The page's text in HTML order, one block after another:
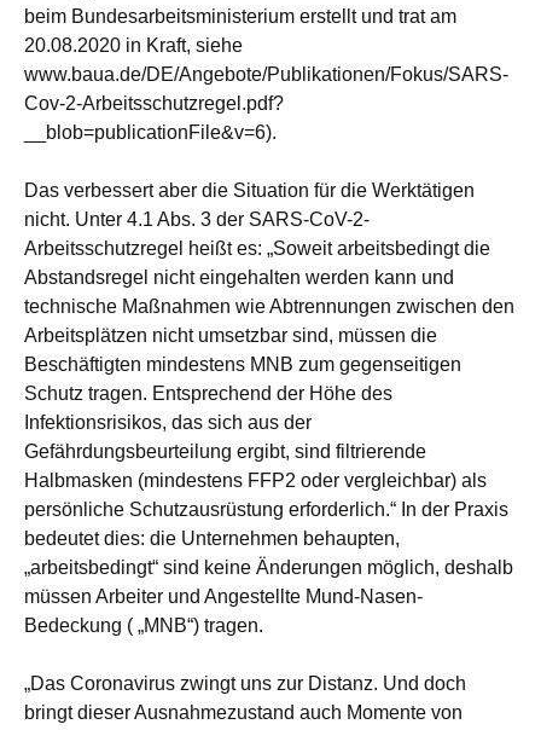
beim Bundesarbeitsministerium erstellt und trat am
20.08.2020 in Kraft, siehe
www.baua.de/DE/Angebote/Publikationen/Fokus/SARS-
Cov-2-Arbeitsschutzregel.pdf?
__blob=publicationFile&v=6).
Das verbessert aber die Situation für die Werktätigen
nicht. Unter 4.1 Abs. 3 der SARS-CoV-2-
Arbeitsschutzregel heißt es: „Soweit arbeitsbedingt die
Abstandsregel nicht eingehalten werden kann und
technische Maßnahmen wie Abtrennungen zwischen den
Arbeitsplätzen nicht umsetzbar sind, müssen die
Beschäftigten mindestens MNB zum gegenseitigen
Schutz tragen. Entsprechend der Höhe des
Infektionsrisikos, das sich aus der
Gefährdungsbeurteilung ergibt, sind filtrierende
Halbmasken (mindestens FFP2 oder vergleichbar) als
persönliche Schutzausrüstung erforderlich.“ In der Praxis
bedeutet dies: die Unternehmen behaupten,
„arbeitsbedingt“ sind keine Änderungen möglich, deshalb
müssen Arbeiter und Angestellte Mund-Nasen-
Bedeckung ( „MNB“) tragen.
„Das Coronavirus zwingt uns zur Distanz. Und doch
bringt dieser Ausnahmezustand auch Momente von